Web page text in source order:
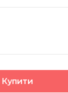
Купити